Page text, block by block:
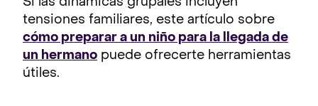
Si las dinámicas grupales incluyen
tensiones familiares, este artículo sobre
cómo preparar a un niño para la llegada de
un hermano puede ofrecerte herramientas
útiles.